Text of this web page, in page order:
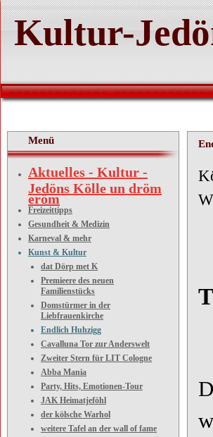
Kultur-
Menü
Aktuelles - Kultur -
Jedöns Kölle un dröm
eröm
Freizeittipps
Gesundheit & Medizin
Karneval & mehr
Kunst & Kultur
dat Dörp met K
Premieere des neuen
Familienstücks
Domstürmer in der
Liebfrauenkirche
Endlich Huhzigg
Cavalluna Tor zur Anderswelt
Zweiter Stern für LIT Cologne
Abba Mania
Party, Hits, Emotionen-Tour
JAK Heimatjeföhl
der kölsche Warhol
weitere Tafel an der wall of fame